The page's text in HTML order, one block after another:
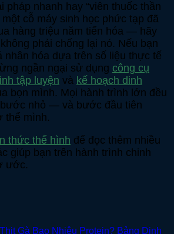
nhanh hay “viên thuốc thần
một cỗ máy sinh học phức tạp đã
hàng triệu năm tiến hóa — hãy
phải chống lại nó. Nếu bạn
nhân hóa dựa trên số liệu thực tế
ngần ngại sử dụng công cụ
tập luyện và kế hoạch dinh
bọn mình. Mọi hành trình lớn đều
nhỏ — và bước đầu tiên
thể mình.
thức thể hình để đọc thêm nhiều
giúp bạn trên hành trình chinh
ước.
Gà Bao Nhiêu Protein? Bảng Dinh